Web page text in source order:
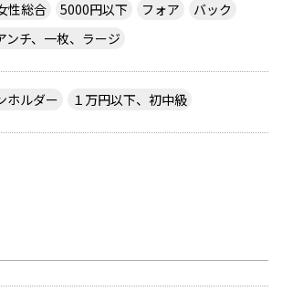
性総合 5000円以下 フォア
バック
ンチ、一枚、ラージ
ホルダー
１万円以下、初中級